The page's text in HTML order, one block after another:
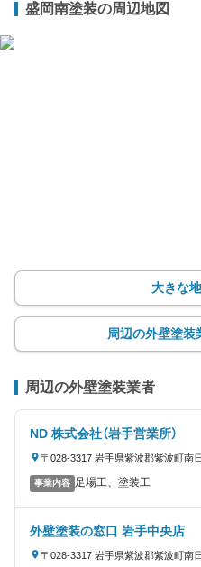
盛岡南塗装の周辺地図
大きな
周辺の外壁塗装
周辺の外壁塗装業者
ND 株式会社（岩手営業所）
〒028-3317 岩手県紫波郡紫波町南
事業内容 足場工、塗装工
外壁塗装の窓口 岩手中央店
〒028-3317 岩手県紫波郡紫波町南